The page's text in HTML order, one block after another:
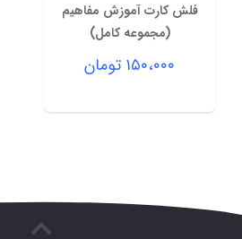
فلش کارت آموزش مفاهیم
(مجموعه کامل)
۱۵۰،۰۰۰ تومان